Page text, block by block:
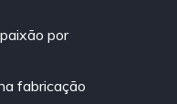
por
fabricação